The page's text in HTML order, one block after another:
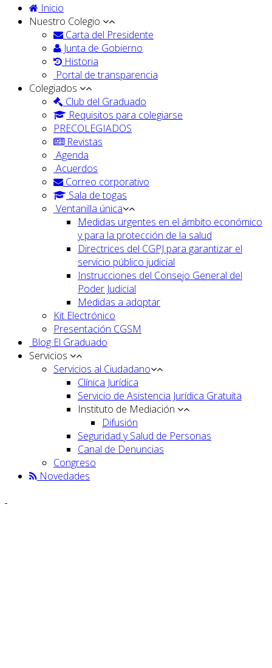
Inicio
Nuestro Colegio
Carta del Presidente
Junta de Gobierno
Historia
Portal de transparencia
Colegiados
Club del Graduado
Requisitos para colegiarse
PRECOLEGIADOS
Revistas
Agenda
Acuerdos
Correo corporativo
Sala de togas
Ventanilla única
Medidas urgentes en el ámbito económico
y para la protección de la salud
Directrices del CGPJ para garantizar el
servicio público judicial
Instrucciones del Consejo General del
Poder Judicial
Medidas a adoptar
Kit Electrónico
Presentación CGSM
Blog El Graduado
Servicios
Servicios al Ciudadano
Clínica Jurídica
Servicio de Asistencia Jurídica Gratuita
Instituto de Mediación
Difusión
Seguridad y Salud de Personas
Canal de Denuncias
Congreso
Novedades